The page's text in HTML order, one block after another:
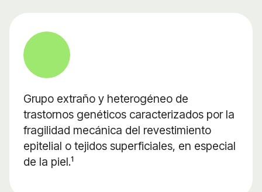
Grupo extraño y heterogéneo de
trastornos genéticos caracterizados por la
fragilidad mecánica del revestimiento
epitelial o tejidos superficiales, en especial
de la piel.¹